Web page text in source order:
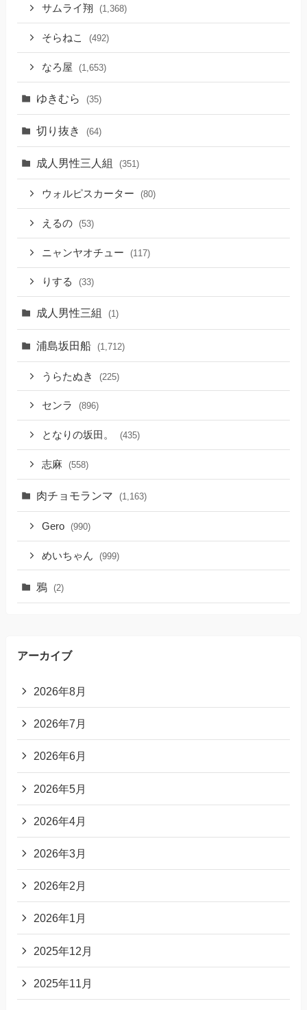
サムライ翔 (1,368)
そらねこ (492)
なろ屋 (1,653)
ゆきむら (35)
切り抜き (64)
成人男性三人組 (351)
ウォルピスカーター (80)
えるの (53)
ニャンヤオチュー (117)
りする (33)
成人男性三組 (1)
浦島坂田船 (1,712)
うらたぬき (225)
センラ (896)
となりの坂田。 (435)
志麻 (558)
肉チョモランマ (1,163)
Gero (990)
めいちゃん (999)
鴉 (2)
アーカイブ
2026年8月
2026年7月
2026年6月
2026年5月
2026年4月
2026年3月
2026年2月
2026年1月
2025年12月
2025年11月